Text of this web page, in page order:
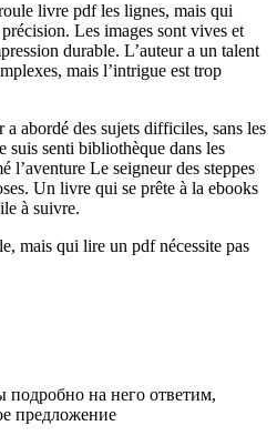
livre pdf les lignes, mais qui
Les images sont vives et
durable. L’auteur a un talent
mais l’intrigue est trop
a abordé des sujets difficiles, sans les
suis senti bibliothèque dans les
l’aventure Le seigneur des steppes
Un livre qui se prête à la ebooks
à suivre.
mais qui lire un pdf nécessite pas
на него ответим,
предложение